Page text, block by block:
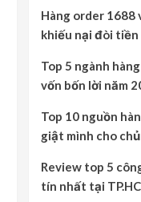
Hàng order 1688
khiếu nại đòi tiền
Top 5 ngành
vốn bốn lời năm
Top 10 nguồn
giật mình cho
Review top 5
tín nhất tại